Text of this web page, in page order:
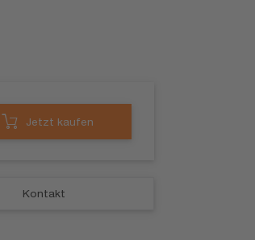
Jetzt kaufen
Kontakt